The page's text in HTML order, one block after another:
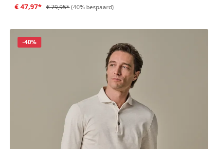
€ 47,97* € 79,95*(40% bespaard)
Korting
-40%